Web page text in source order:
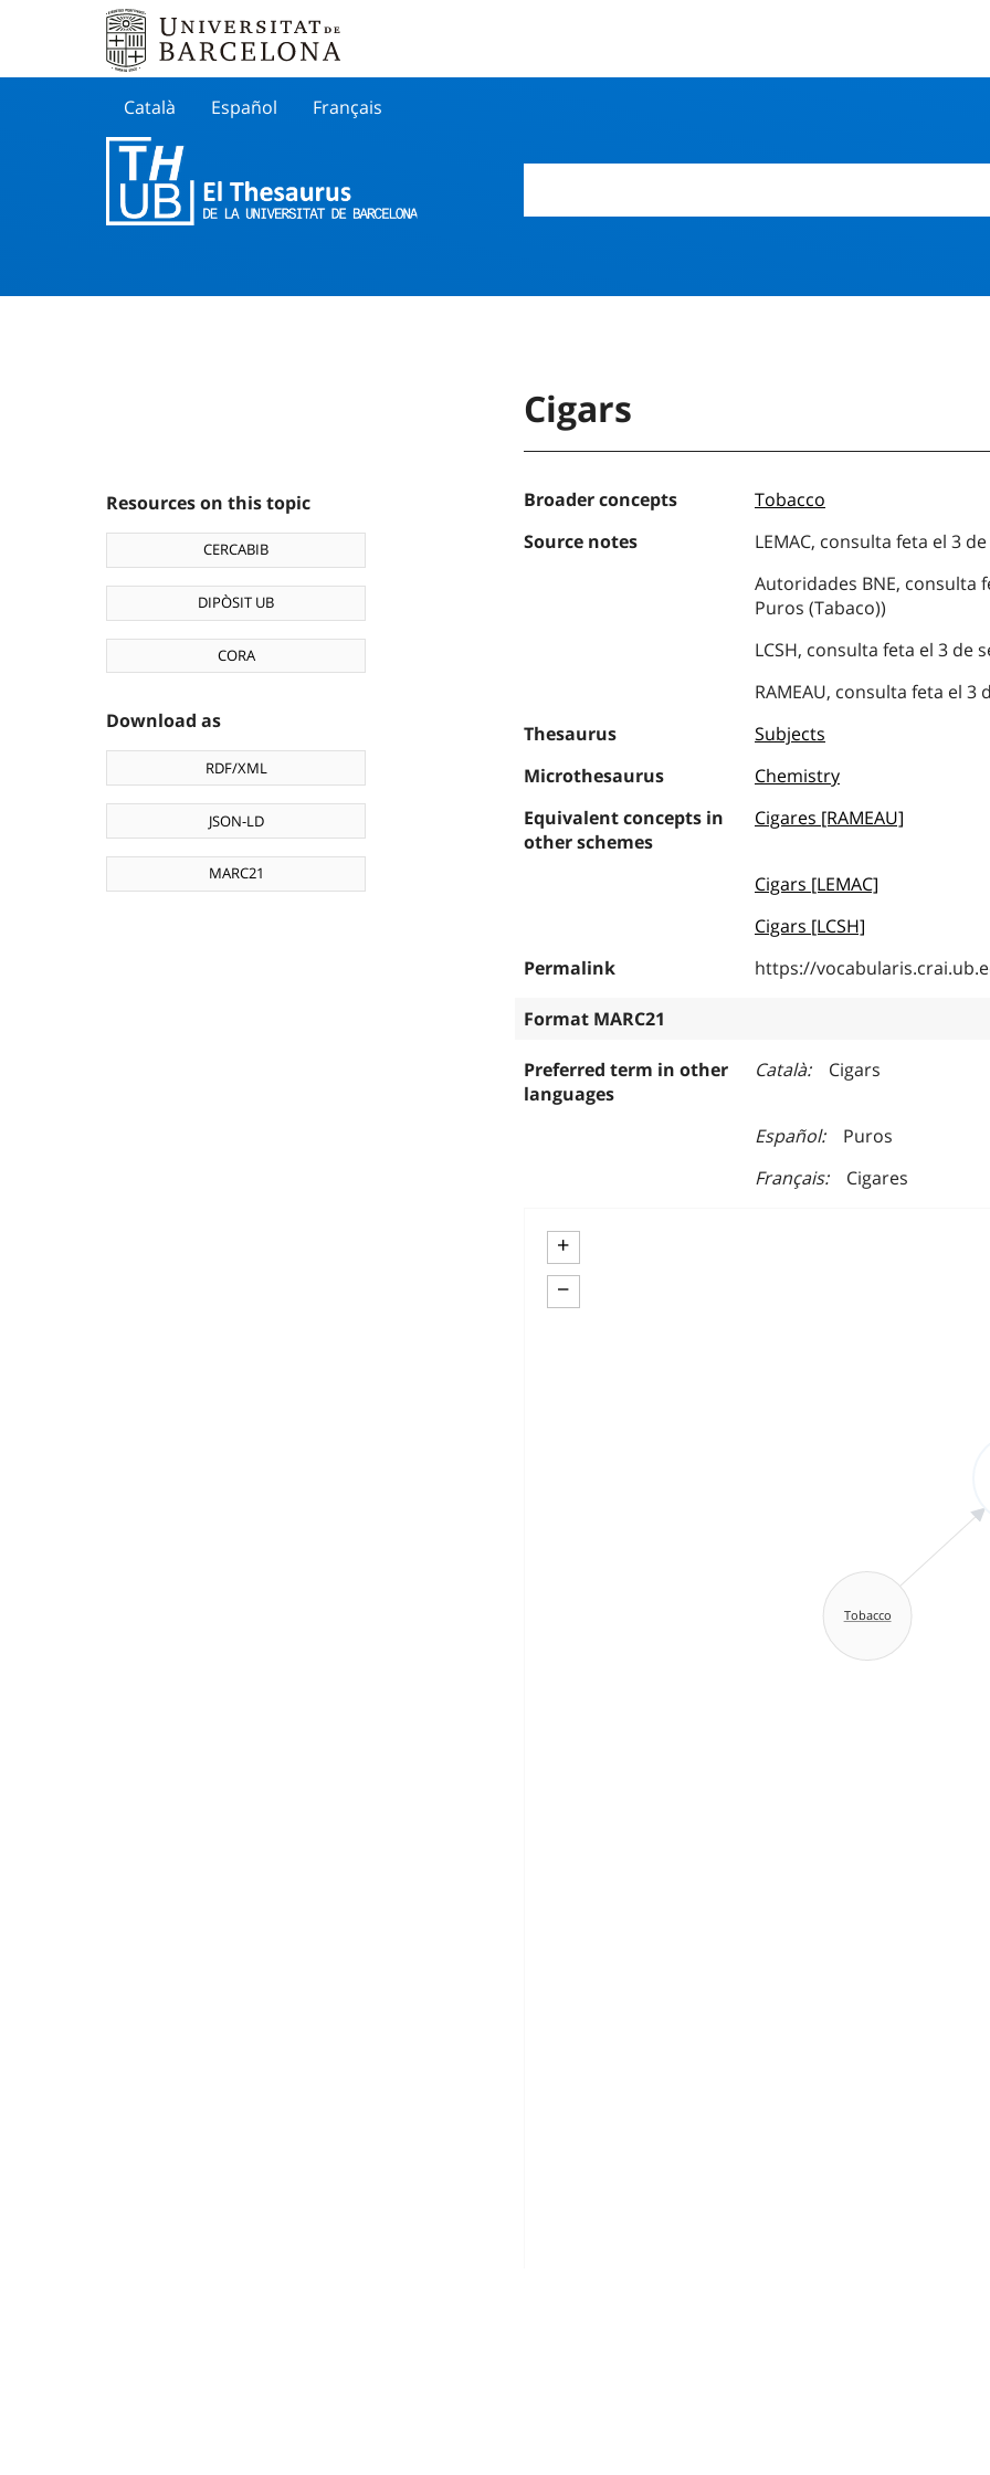
Català Español Français
Resources on this topic
CERCABIB
DIPÒSIT UB
CORA
Download as
RDF/XML
JSON-LD
MARC21
Cigars
Broader concepts
Tobacco
Source notes
LEMAC, consulta feta el 3
Autoridades BNE, consulta
Puros (Tabaco))
LCSH, consulta feta el 3 de
RAMEAU, consulta feta el 3
Thesaurus
Subjects
Microthesaurus
Chemistry
Equivalent concepts in
other schemes
Cigares [RAMEAU]
Cigars [LEMAC]
Cigars [LCSH]
Permalink
https://
Format MARC21
Preferred term in other
languages
Català Cigars
Español
Puros
Français
Cigares
+
−
Tobacco